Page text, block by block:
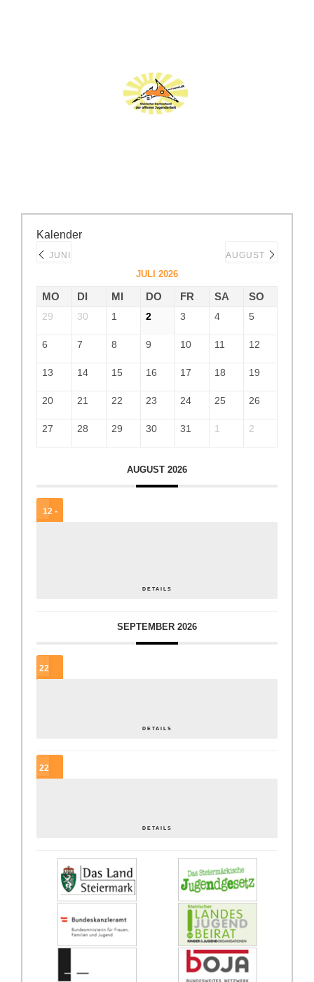
Kalender
JUNI
JULI 2026
AUGUST
MO DI MI DO FR SA SO
29 30 1 2 3 4 5
6 7 8 9 10 11 12
13 14 15 16 17 18 19
20 21 22 23 24 25 26
27 28 29 30 31 1 2
AUGUST 2026
12 -
DETAILS
SEPTEMBER 2026
22
DETAILS
22
DETAILS